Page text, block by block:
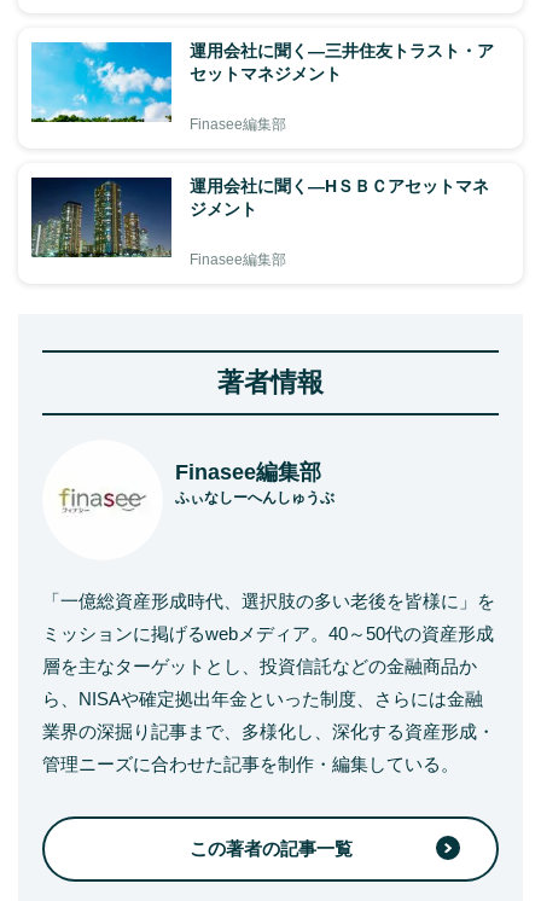
運用会社に聞く―三井住友トラスト・ア
セットマネジメント
Finasee編集部
運用会社に聞く―HＳＢＣアセットマネ
ジメント
Finasee編集部
著者情報
Finasee編集部
ふぃなしーへんしゅうぶ
「一億総資産形成時代、選択肢の多い老後を皆様に」を
ミッションに掲げるwebメディア。40～50代の資産形成
層を主なターゲットとし、投資信託などの金融商品か
ら、NISAや確定拠出年金といった制度、さらには金融
業界の深掘り記事まで、多様化し、深化する資産形成・
管理ニーズに合わせた記事を制作・編集している。
この著者の記事一覧